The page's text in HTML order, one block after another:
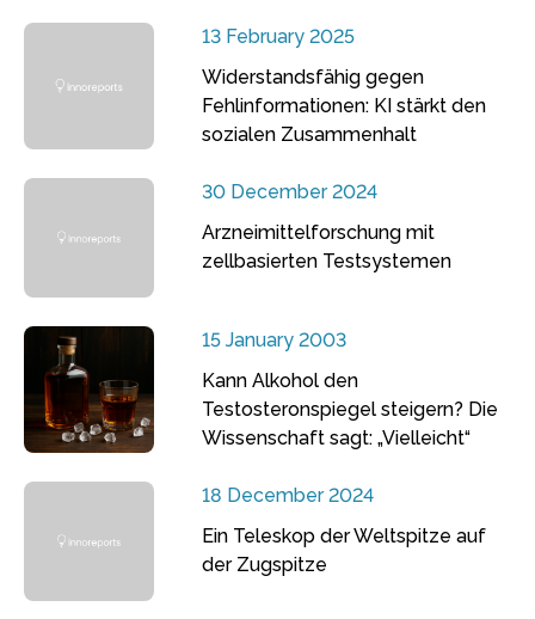
13 February 2025
Widerstandsfähig gegen
Fehlinformationen: KI stärkt den
sozialen Zusammenhalt
30 December 2024
Arzneimittelforschung mit
zellbasierten Testsystemen
15 January 2003
Kann Alkohol den
Testosteronspiegel steigern? Die
Wissenschaft sagt: „Vielleicht“
18 December 2024
Ein Teleskop der Weltspitze auf
der Zugspitze